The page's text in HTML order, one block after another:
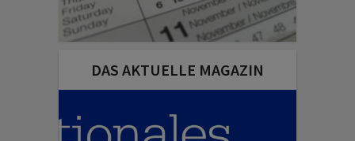
DAS AKTUELLE MAGAZIN